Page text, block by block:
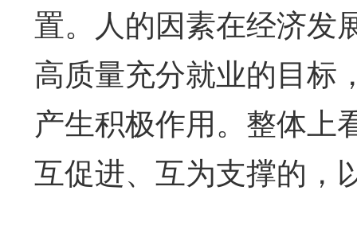
置。人的因素在经济发
高质量充分就业的目标
产生积极作用。整体上
互促进、互为支撑的，